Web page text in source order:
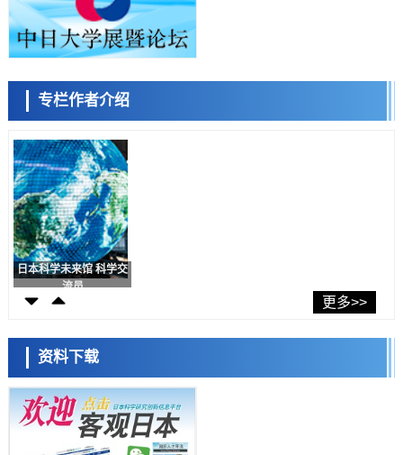
日本生成式AI使用者占比一年内翻倍，但与中美德仍有较大差距
政策
日本修订首都直下型地震紧急对策：目标为死亡人数至少减半，重点强
科学研究
福井大学发现细胞记忆过往并抑制反应的机制，阐明即便DNA相同反应
迥异之谜
科学研究
神户大学确认口服癌症疫苗B440单药给药的安全性，在转移性尿路上皮
癌患者中开展临床试验
政策
日本发布《令和8年版科学技术与创新白皮书》，解读第七期基本计划
首年度政策方向
科学研究
东京大学发现可诱导细胞死亡的新型信使物质
科学研究
东京都健康长寿医疗中心跨器官揭示衰老过程中的糖链变化
产总研无需石油利用松脂制备石墨前驱体，可作为电池电极材料
科学研究
东京大学和海上保安厅等发现南海海槽沿线板块边界锁定状态存在区域
差异
政策
日本第2次医疗研究开发调整费，根据一线实际情况和需求分配99.3亿
专栏作者介绍
容江 余锦泽 马场錬成
日本科学未来馆 科学交
流员
小岩井忠道 泷川 进
更多>>
资料下载